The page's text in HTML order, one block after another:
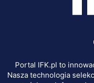
Portal IFK.pl to
Nasza technologia